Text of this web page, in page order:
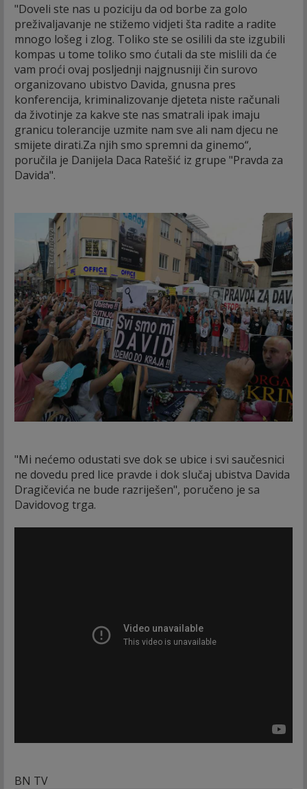
"Doveli ste nas u poziciju da od borbe za golo
preživaljavanje ne stižemo vidjeti šta radite a radite
mnogo lošeg i zlog. Toliko ste se osilili da ste izgubili
kompas u tome toliko smo ćutali da ste mislili da će
vam proći ovaj posljednji najgnusniji čin surovo
organizovano ubistvo Davida, gnusna pres
konferencija, kriminalizovanje djeteta niste računali
da životinje za kakve ste nas smatrali ipak imaju
granicu tolerancije uzmite nam sve ali nam djecu ne
smijete dirati.Za njih smo spremni da ginemo“,
poručila je Danijela Daca Ratešić iz grupe "Pravda za
Davida".
"Mi nećemo odustati sve dok se ubice i svi saučesnici
ne dovedu pred lice pravde i dok slučaj ubistva Davida
Dragičevića ne bude razriješen", poručeno je sa
Davidovog trga.
BN TV